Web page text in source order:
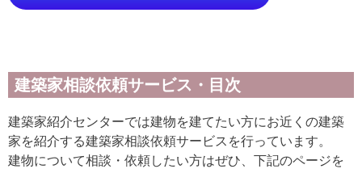
建築家相談依頼サービス・目次
建築家紹介センターでは建物を建てたい方にお近くの建築
家を紹介する建築家相談依頼サービスを行っています。
建物について相談・依頼したい方はぜひ、下記のページを